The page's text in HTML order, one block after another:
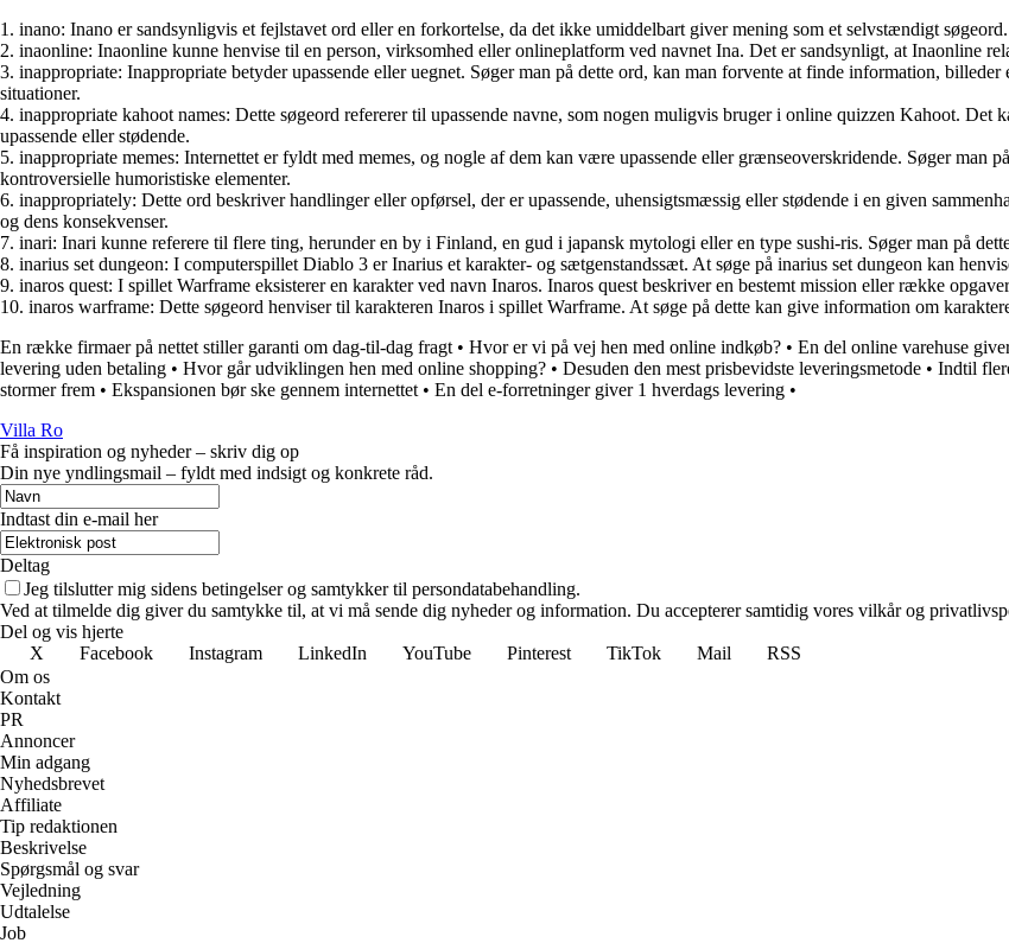
1. inano: Inano er sandsynligvis et fejlstavet ord eller en forkortelse, da det ikke umiddelbart giver mening som et selvstændigt søgeord.
2. inaonline: Inaonline kunne henvise til en person, virksomhed eller onlineplatform ved navnet Ina. Det er sandsynligt, at Inaonline
3. inappropriate: Inappropriate betyder upassende eller uegnet. Søger man på dette ord, kan man forvente at finde information,
situationer.
4. inappropriate kahoot names: Dette søgeord refererer til upassende navne, som nogen muligvis bruger i online quizzen Kahoot.
upassende eller stødende.
5. inappropriate memes: Internettet er fyldt med memes, og nogle af dem kan være upassende eller grænseoverskridende. Søger man
kontroversielle humoristiske elementer.
6. inappropriately: Dette ord beskriver handlinger eller opførsel, der er upassende, uhensigtsmæssig eller stødende i en given
og dens konsekvenser.
7. inari: Inari kunne referere til flere ting, herunder en by i Finland, en gud i japansk mytologi eller en type sushi-ris. Søger man på
8. inarius set dungeon: I computerspillet Diablo 3 er Inarius et karakter- og sætgenstandssæt. At søge på inarius set dungeon kan
9. inaros quest: I spillet Warframe eksisterer en karakter ved navn Inaros. Inaros quest beskriver en bestemt mission eller række
10. inaros warframe: Dette søgeord henviser til karakteren Inaros i spillet Warframe. At søge på dette kan give information om
En række firmaer på nettet stiller garanti om dag-til-dag fragt • Hvor er vi på vej hen med online indkøb? • En del online varehuse
levering uden betaling • Hvor går udviklingen hen med online shopping? • Desuden den mest prisbevidste leveringsmetode • Indtil
stormer frem • Ekspansionen bør ske gennem internettet • En del e-forretninger giver 1 hverdags levering •
Villa Ro
Få inspiration og nyheder – skriv dig op
Din nye yndlingsmail – fyldt med indsigt og konkrete råd.
Indtast din e-mail her
Deltag
Jeg tilslutter mig sidens betingelser og samtykker til persondatabehandling.
Ved at tilmelde dig giver du samtykke til, at vi må sende dig nyheder og information. Du accepterer samtidig vores vilkår og
Del og vis hjerte
X
Facebook Instagram LinkedIn YouTube Pinterest TikTok Mail
RSS
Om os
Kontakt
PR
Annoncer
Min adgang
Nyhedsbrevet
Affiliate
Tip redaktionen
Beskrivelse
Spørgsmål og svar
Vejledning
Udtalelse
Job